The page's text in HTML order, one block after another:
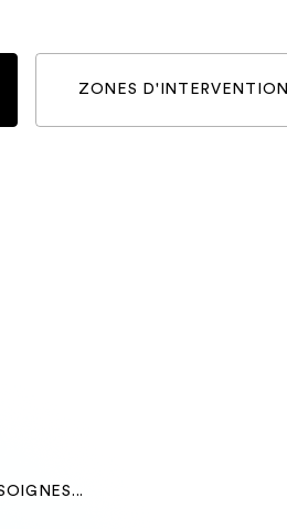
ZONES D'INTERVENTION